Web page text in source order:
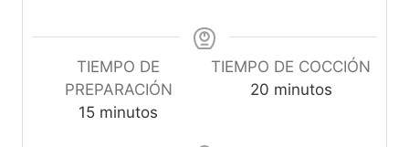
TIEMPO DE
PREPARACIÓN
15mminutos
TIEMPO DE COCCIÓN
20mminutos